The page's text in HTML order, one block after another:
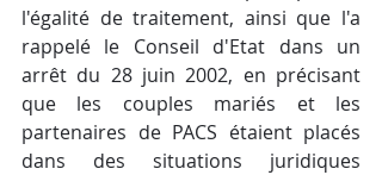
l'égalité de traitement, ainsi que l'a
rappelé le Conseil d'Etat dans un
arrêt du 28 juin 2002, en précisant
que les couples mariés et les
partenaires de PACS étaient placés
dans des situations juridiques